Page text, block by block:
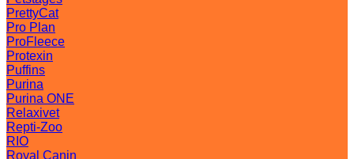
PrettyCat
Pro Plan
ProFleece
Protexin
Puffins
Purina
Purina ONE
Relaxivet
Repti-Zoo
RIO
Royal Canin